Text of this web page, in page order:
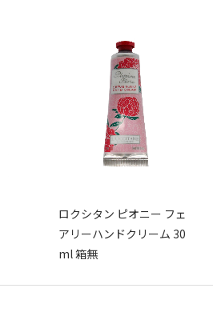
ロクシタン ピオニー フェ
アリーハンドクリーム 30
ml 箱無